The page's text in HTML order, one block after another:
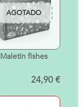
AGOTADO
Maletin fishes
24,90 €